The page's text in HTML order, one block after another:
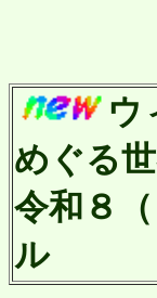
ウ
めぐる
令和８
ル